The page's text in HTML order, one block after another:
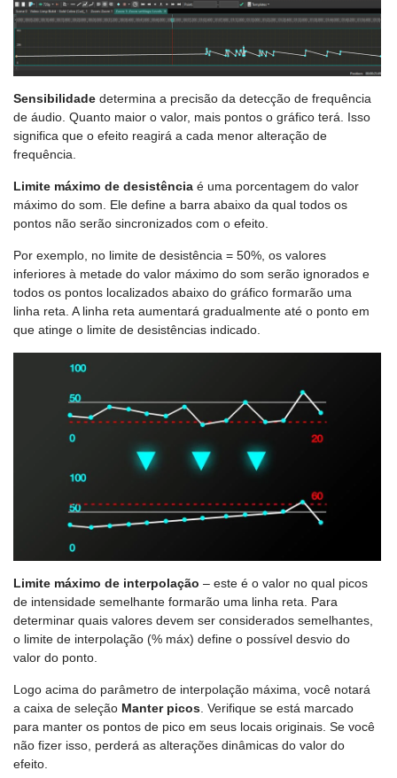
Sensibilidade determina a precisão da detecção de frequência
de áudio. Quanto maior o valor, mais pontos o gráfico terá. Isso
significa que o efeito reagirá a cada menor alteração de
frequência.
Limite máximo de desistência é uma porcentagem do valor
máximo do som. Ele define a barra abaixo da qual todos os
pontos não serão sincronizados com o efeito.
Por exemplo, no limite de desistência = 50%, os valores
inferiores à metade do valor máximo do som serão ignorados e
todos os pontos localizados abaixo do gráfico formarão uma
linha reta. A linha reta aumentará gradualmente até o ponto em
que atinge o limite de desistências indicado.
Limite máximo de interpolação – este é o valor no qual picos
de intensidade semelhante formarão uma linha reta. Para
determinar quais valores devem ser considerados semelhantes,
o limite de interpolação (% máx) define o possível desvio do
valor do ponto.
Logo acima do parâmetro de interpolação máxima, você notará
a caixa de seleção Manter picos . Verifique se está marcado
para manter os pontos de pico em seus locais originais. Se você
não fizer isso, perderá as alterações dinâmicas do valor do
efeito.